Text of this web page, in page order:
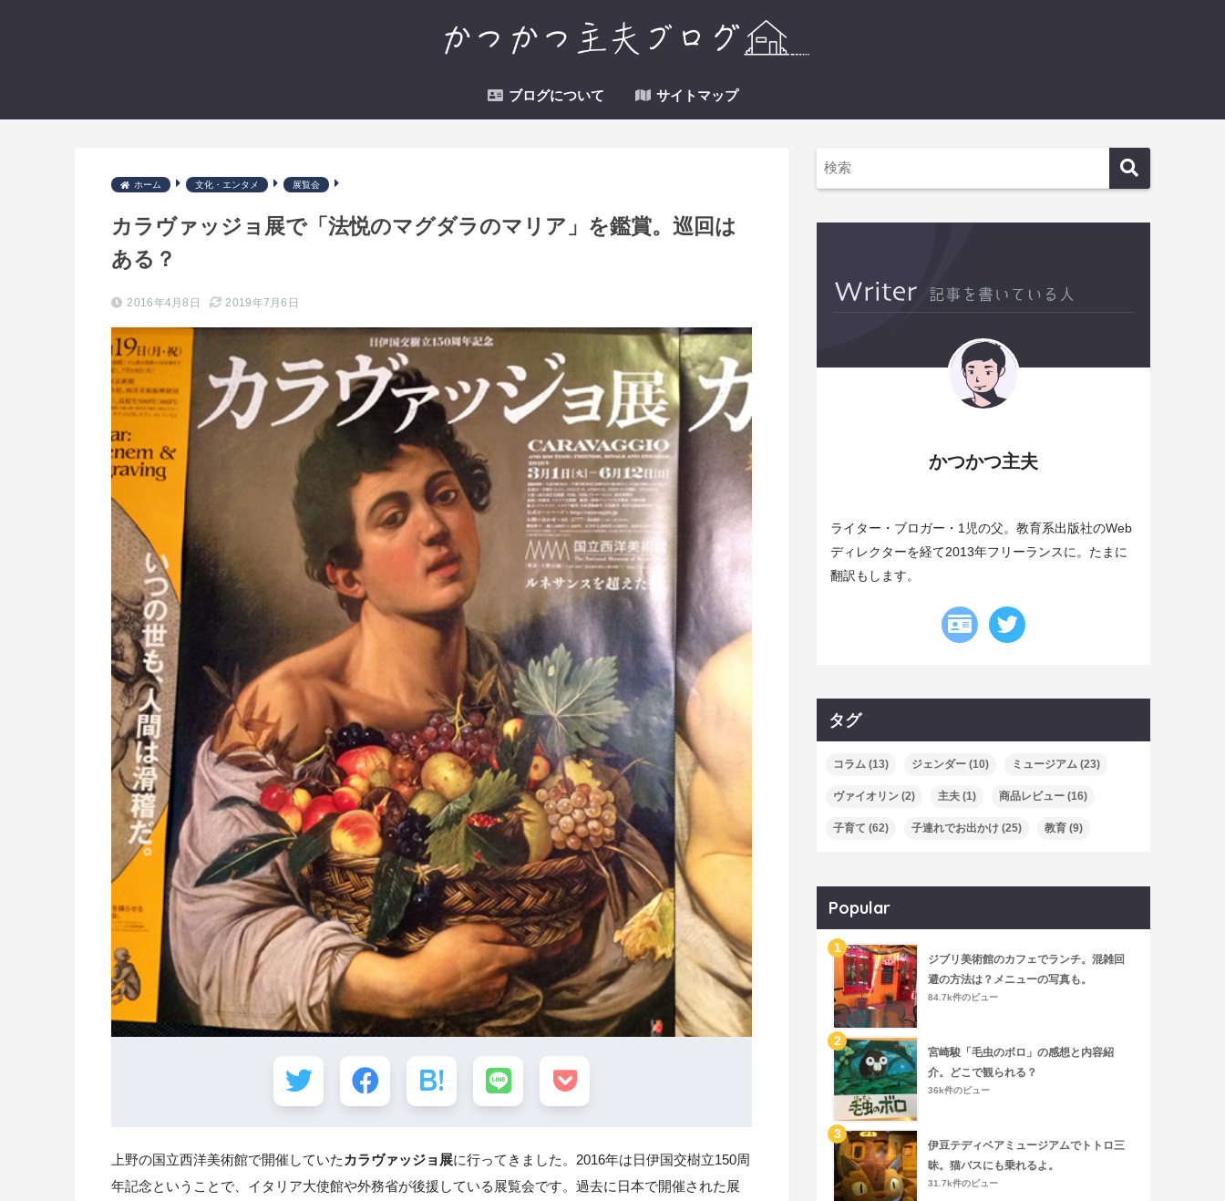
ブログについて サイトマップ
ホーム 文化・エンタメ 展覧会
カラヴァッジョ展で「法悦のマグダラのマリア」を鑑賞。巡回は
ある？
2016年4月8日 2019年7月6日
上野の国立西洋美術館で開催していた カラヴァッジョ展に行ってきました。2016年は日伊国交樹立150周
年記念ということで、イタリア大使館や外務省が後援している展覧会です。過去に日本で開催された展
かつかつ主夫
ライター・ブロガー・1児の父。教育系出版社のWeb
ディレクターを経て2013年フリーランスに。たまに
翻訳もします。
タグ
コラム (13) ジェンダー (10) ミュージアム (23)
ヴァイオリン (2) 主夫 (1) 商品レビュー (16)
子育て (62) 子連れでお出かけ (25) 教育 (9)
Popular
ジブリ美術館のカフェでランチ。混雑回
避の方法は？メニューの写真も。
84.7k件のビュー
宮崎駿「毛虫のボロ」の感想と内容紹
介。どこで観られる？
36k件のビュー
伊豆テディベアミュージアムでトトロ三
昧。猫バスにも乗れるよ。
31.7k件のビュー